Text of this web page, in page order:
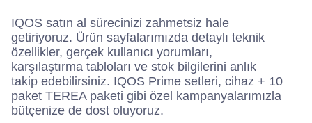
IQOS satın al sürecinizi zahmetsiz hale
getiriyoruz. Ürün sayfalarımızda detaylı teknik
özellikler, gerçek kullanıcı yorumları,
karşılaştırma tabloları ve stok bilgilerini anlık
takip edebilirsiniz. IQOS Prime setleri, cihaz + 10
paket TEREA paketi gibi özel kampanyalarımızla
bütçenize de dost oluyoruz.